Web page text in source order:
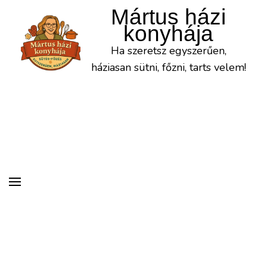
Mártus házi
konyhája
Ha szeretsz egyszerűen,
háziasan sütni, főzni, tarts velem!